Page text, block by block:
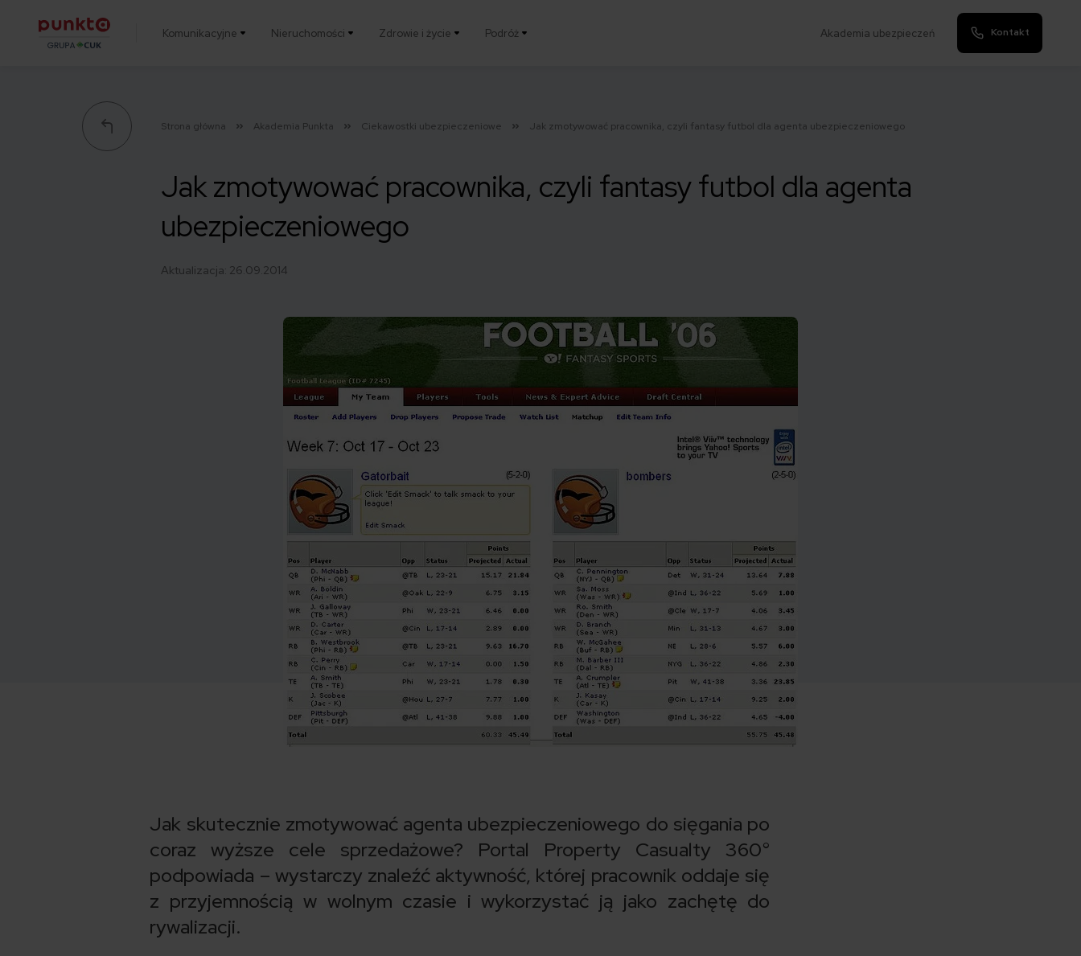
Komunikacyjne Nieruchomości Zdrowie i życie Podróż Akademia ubezpieczeń Kontakt
Strona główna Akademia Punkta Ciekawostki ubezpieczeniowe Jak zmotywować pracownika, czyli fantasy futbol dla agenta ubezpieczeniowego
Jak zmotywować pracownika, czyli fantasy futbol dla agenta
ubezpieczeniowego
Aktualizacja: 26.09.2014
Jak skutecznie zmotywować agenta ubezpieczeniowego do sięgania po
coraz wyższe cele sprzedażowe? Portal Property Casualty 360°
podpowiada – wystarczy znaleźć aktywność, której pracownik oddaje się
z przyjemnością w wolnym czasie i wykorzystać ją jako zachętę do
rywalizacji.